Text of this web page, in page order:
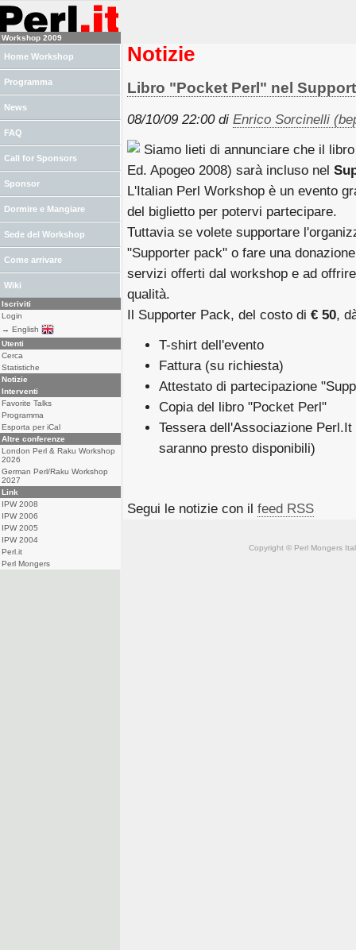
Notizie
Libro "Pocket Perl" nel
08/10/09 22:00 di Enrico Sorcinelli
Siamo lieti di annunciare che il
Ed. Apogeo 2008) sarà incluso nel
L'Italian Perl Workshop è un evento
del biglietto per potervi partecipare.
Tuttavia se volete supportare
"Supporter pack" o fare una
servizi offerti dal workshop e ad
qualità.
Il Supporter Pack, del costo di € 50,
T-shirt dell'evento
Fattura (su richiesta)
Attestato di partecipazione
Copia del libro "Pocket Perl"
Tessera dell'Associazione
saranno presto disponibili)
Segui le notizie con il feed RSS
Copyright © Perl Mongers
Workshop 2009
Home Workshop
Programma
News
FAQ
Call for Sponsors
Sponsor
Dormire e Mangiare
Sede del Workshop
Come arrivare
Wiki
Iscriviti
Login
→ English
Utenti
Cerca
Statistiche
Notizie
Interventi
Favorite Talks
Programma
Esporta per iCal
Altre conferenze
London Perl & Raku Workshop
2026
German Perl/Raku Workshop
2027
Link
IPW 2008
IPW 2006
IPW 2005
IPW 2004
Perl.it
Perl Mongers